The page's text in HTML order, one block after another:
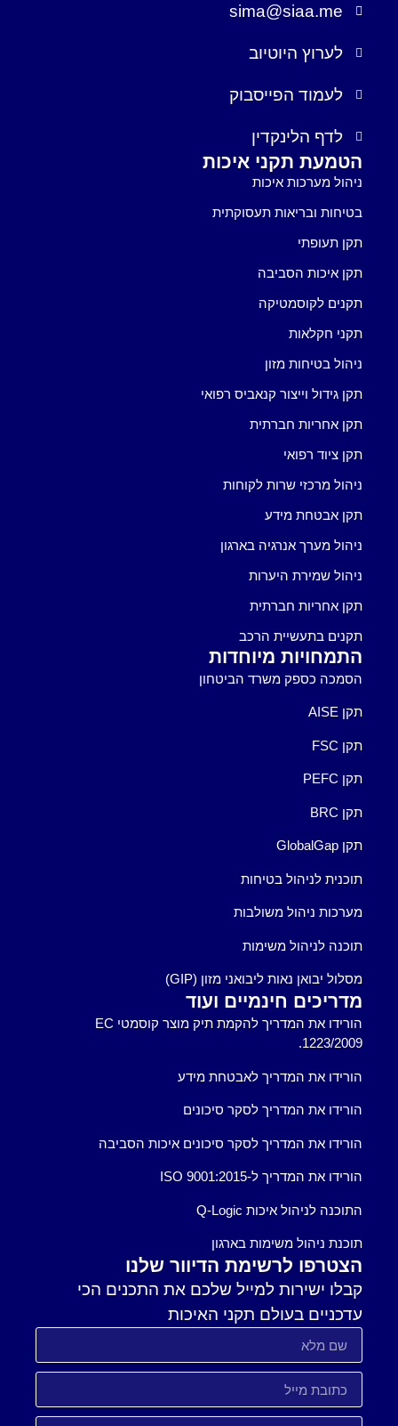
sima@siaa.me
לערוץ היוטיוב
לעמוד הפייסבוק
לדף הלינקדין
הטמעת תקני איכות
ניהול מערכות איכות
בטיחות ובריאות תעסוקתית
תקן תעופתי
תקן איכות הסביבה
תקנים לקוסמטיקה
תקני חקלאות
ניהול בטיחות מזון
תקן גידול וייצור קנאביס רפואי
תקן אחריות חברתית
תקן ציוד רפואי
ניהול מרכזי שרות לקוחות
תקן אבטחת מידע
ניהול מערך אנרגיה בארגון
ניהול שמירת היערות
תקן אחריות חברתית
תקנים בתעשיית הרכב
התמחויות מיוחדות
הסמכה כספק משרד הביטחון
תקן AISE
תקן FSC
תקן PEFC
תקן BRC
תקן GlobalGap
תוכנית לניהול בטיחות
מערכות ניהול משולבות
תוכנה לניהול משימות
מסלול יבואן נאות ליבואני מזון (GIP)
מדריכים חינמיים ועוד
הורידו את המדריך להקמת תיק מוצר קוסמטי EC
1223/2009.
הורידו את המדריך לאבטחת מידע
הורידו את המדריך לסקר סיכונים
הורידו את המדריך לסקר סיכונים איכות הסביבה
הורידו את המדריך ל-ISO 9001:2015
התוכנה לניהול איכות Q-Logic
תוכנת ניהול משימות בארגון
הצטרפו לרשימת הדיוור שלנו
קבלו ישירות למייל שלכם את התכנים הכי
עדכניים בעולם תקני האיכות